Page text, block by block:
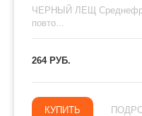
ЧЕРНЫЙ ЛЕЩ
повто...
264 РУБ.
КУПИТЬ